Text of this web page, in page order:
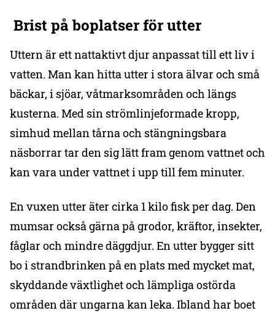
Brist på boplatser förutter
Uttern är ett nattaktivt djur anpassat till ett liv i
vatten. Man kan hitta utter i stora älvar och små
bäckar, i sjöar, våtmarksområden och längs
kusterna. Med sin strömlinjeformade kropp,
simhud mellan tårna och stängningsbara
näsborrar tar den sig lätt fram genom vattnet och
kan vara under vattnet i upp till fem minuter.
En vuxen utter äter cirka 1 kilo fisk per dag. Den
mumsar också gärna på grodor, kräftor, insekter,
fåglar och mindre däggdjur. En utter bygger sitt
bo i strandbrinken på en plats med mycket mat,
skyddande växtlighet och lämpliga ostörda
områden där ungarna kan leka. Ibland har boet